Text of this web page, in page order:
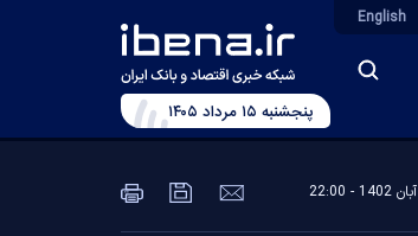
English
پنجشنبه ۱۵ مرداد ۱۴۰۵